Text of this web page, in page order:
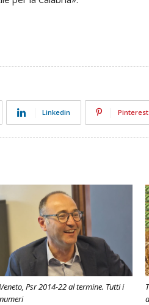
Linkedin Pinterest
Veneto, Psr 2014-22 al termine. Tutti i
numeri